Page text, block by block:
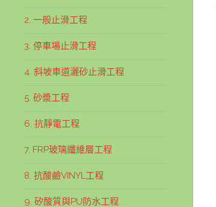
2. 一般止滑工程
3. 停車場止滑工程
4. 斜坡車道灑砂止滑工程
5. 砂漿工程
6. 抗靜電工程
7. FRP玻璃纖維層工程
8. 抗酸鹼VINYL工程
9. 矽酸質與PU防水工程